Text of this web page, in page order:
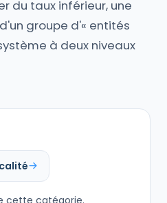
du taux inférieur, une
groupe d'« entités
à deux niveaux
cette catégorie.